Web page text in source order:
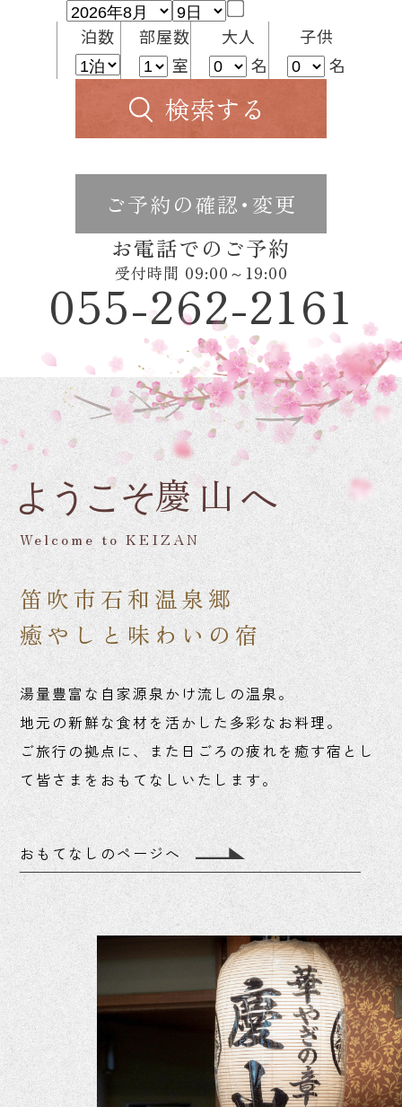
泊数
部屋数
室
大人
名
子供
名
検索する
ご予約の確認･変更
お電話でのご予約
受付時間 09:00～19:00
055-262-2161
ようこそ慶山へ
Welcome to KEIZAN
笛吹市石和温泉郷
癒やしと味わいの宿
湯量豊富な自家源泉かけ流しの温泉。
地元の新鮮な食材を活かした多彩なお料理。
ご旅行の拠点に、また日ごろの疲れを癒す宿とし
て皆さまをおもてなしいたします。
おもてなしのページへ